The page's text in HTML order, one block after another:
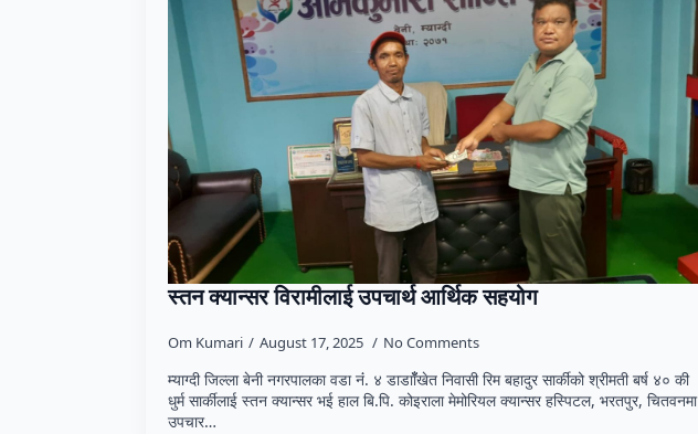
स्तन क्यान्सर विरामीलाई उपचार्थ आर्थिक सहयोग
Om Kumari August 17, 2025 No Comments
म्याग्दी जिल्ला बेनी नगरपालका वडा नंं. ४ डाडााँँखेत निवासी रिम बहादुर सार्कीको श्रीमती बर्ष ४० की
धुर्म सार्कीलाई स्तन क्यान्सर भई हाल बि.पि. कोइराला मेमोरियल क्यान्सर हस्पिटल, भरतपुर, चितवनमा
उपचार…